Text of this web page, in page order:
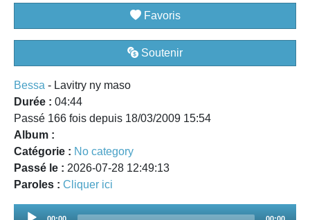
Favoris
Soutenir
Bessa - Lavitry ny maso
Durée : 04:44
Passé 166 fois depuis 18/03/2009 15:54
Album :
Catégorie : No category
Passé le : 2026-07-28 12:49:13
Paroles : Cliquer ici
Audio